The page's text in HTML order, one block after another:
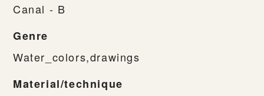
Canal - B
Genre
Water_colors,drawings
Material/technique